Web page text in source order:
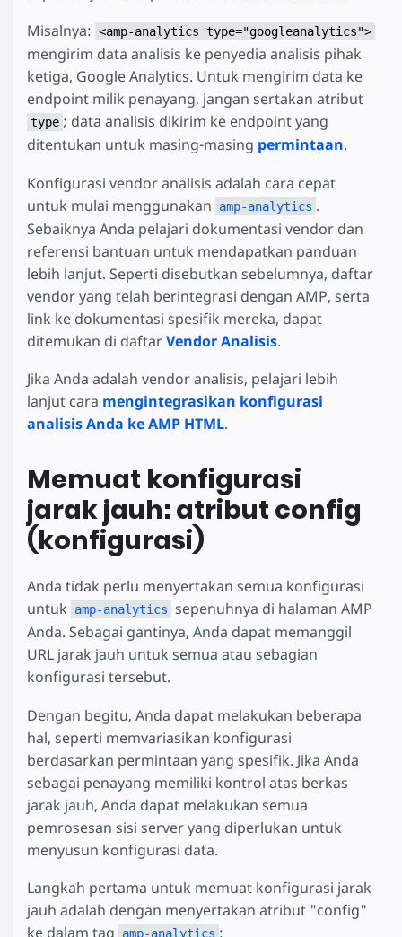
Misalnya: <amp-analytics type="googleanalytics">
mengirim data analisis ke penyedia analisis pihak
ketiga, Google Analytics. Untuk mengirim data ke
endpoint milik penayang, jangan sertakan atribut
type ; data analisis dikirim ke endpoint yang
ditentukan untuk masing-masing permintaan.
Konfigurasi vendor analisis adalah cara cepat
untuk mulai menggunakan
amp-analytics .
Sebaiknya Anda pelajari dokumentasi vendor dan
referensi bantuan untuk mendapatkan panduan
lebih lanjut. Seperti disebutkan sebelumnya, daftar
vendor yang telah berintegrasi dengan AMP, serta
link ke dokumentasi spesifik mereka, dapat
ditemukan di daftarVendor Analisis.
Jika Anda adalah vendor analisis, pelajari lebih
lanjut cara mengintegrasikan konfigurasi
analisis Anda ke AMP HTML.
Memuat konfigurasi
jarak jauh: atribut config
(konfigurasi)
Anda tidak perlu menyertakan semua konfigurasi
untuk
amp-analytics sepenuhnya di halaman AMP
Anda. Sebagai gantinya, Anda dapat memanggil
URL jarak jauh untuk semua atau sebagian
konfigurasi tersebut.
Dengan begitu, Anda dapat melakukan beberapa
hal, seperti memvariasikan konfigurasi
berdasarkan permintaan yang spesifik. Jika Anda
sebagai penayang memiliki kontrol atas berkas
jarak jauh, Anda dapat melakukan semua
pemrosesan sisi server yang diperlukan untuk
menyusun konfigurasi data.
Langkah pertama untuk memuat konfigurasi jarak
jauh adalah dengan menyertakan atribut "config"
ke dalam tag
amp-analytics :